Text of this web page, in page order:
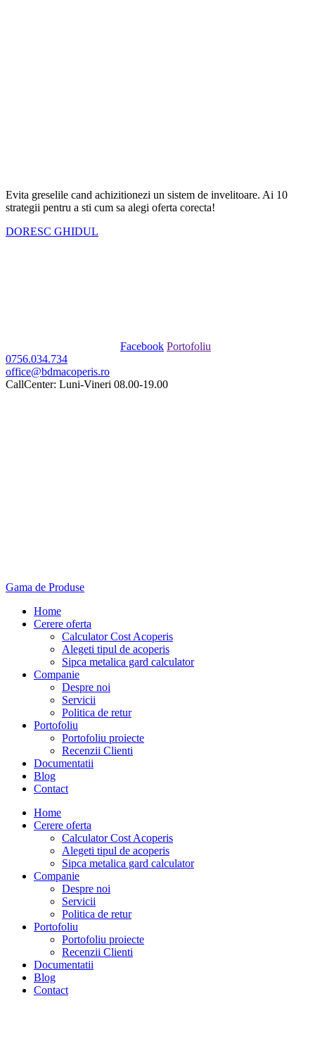
Evita greselile cand achizitionezi un sistem de invelitoare. Ai 10
strategii pentru a sti cum sa alegi oferta corecta!
DORESC GHIDUL
Facebook Portofoliu
0756.034.734
office@bdmacoperis.ro
CallCenter: Luni-Vineri 08.00-19.00
Gama de Produse
Home
Cerere oferta
Calculator Cost Acoperis
Alegeti tipul de acoperis
Sipca metalica gard calculator
Companie
Despre noi
Servicii
Politica de retur
Portofoliu
Portofoliu proiecte
Recenzii Clienti
Documentatii
Blog
Contact
Home
Cerere oferta
Calculator Cost Acoperis
Alegeti tipul de acoperis
Sipca metalica gard calculator
Companie
Despre noi
Servicii
Politica de retur
Portofoliu
Portofoliu proiecte
Recenzii Clienti
Documentatii
Blog
Contact